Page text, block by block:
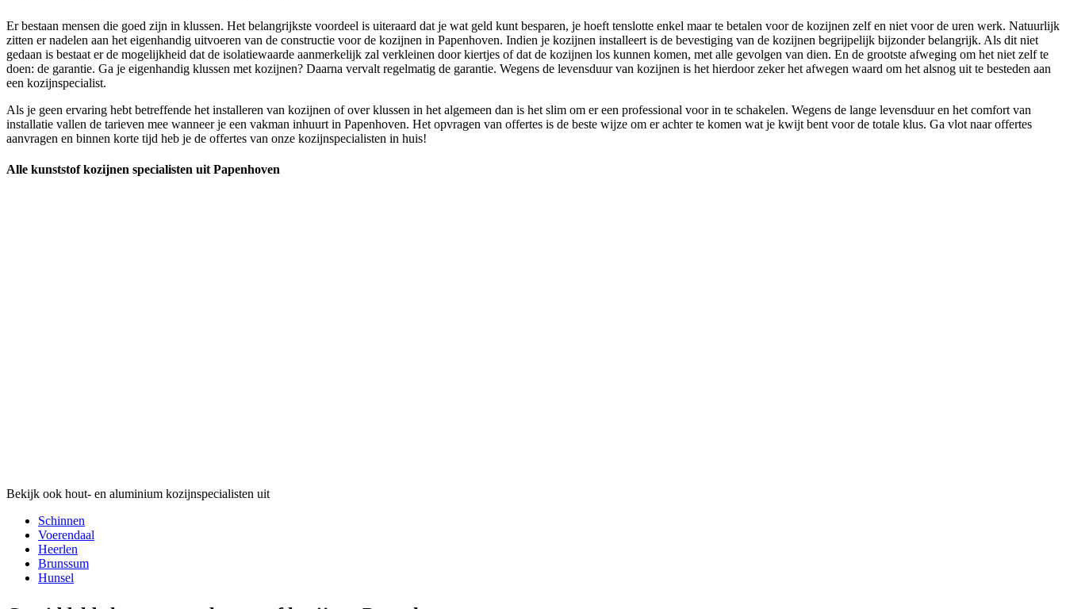
Er bestaan mensen die goed zijn in klussen. Het belangrijkste voordeel is uiteraard dat je wat geld kunt besparen, je hoeft tenslotte enkel maar te betalen voor de kozijnen zelf en niet voor de uren werk. Natuurlijk
zitten er nadelen aan het eigenhandig uitvoeren van de constructie voor de kozijnen in Papenhoven. Indien je kozijnen installeert is de bevestiging van de kozijnen begrijpelijk bijzonder belangrijk. Als dit niet
gedaan is bestaat er de mogelijkheid dat de isolatiewaarde aanmerkelijk zal verkleinen door kiertjes of dat de kozijnen los kunnen komen, met alle gevolgen van dien. En de grootste afweging om het niet zelf te
doen: de garantie. Ga je eigenhandig klussen met kozijnen? Daarna vervalt regelmatig de garantie. Wegens de levensduur van kozijnen is het hierdoor zeker het afwegen waard om het alsnog uit te besteden aan
een kozijnspecialist.
Als je geen ervaring hebt betreffende het installeren van kozijnen of over klussen in het algemeen dan is het slim om er een professional voor in te schakelen. Wegens de lange levensduur en het comfort van
installatie vallen de tarieven mee wanneer je een vakman inhuurt in Papenhoven. Het opvragen van offertes is de beste wijze om er achter te komen wat je kwijt bent voor de totale klus. Ga vlot naar offertes
aanvragen en binnen korte tijd heb je de offertes van onze kozijnspecialisten in huis!
Alle kunststof kozijnen specialisten uit Papenhoven
Bekijk ook hout- en aluminium kozijnspecialisten uit
Schinnen
Voerendaal
Heerlen
Brunssum
Hunsel